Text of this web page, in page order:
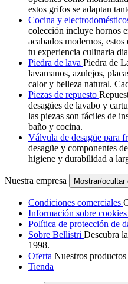
estos grifos se adaptan
Cocina y
colección incluye hornos
acabados modernos,
tu experiencia culinaria
Piedra de lava Piedra de
lavamanos, azulejos,
calor y belleza natural.
Piezas de repuesto
desagües de lavabo y
las piezas son fáciles de
baño y cocina.
Válvula de desagüe para
desagüe y componentes
higiene y durabilidad a
Nuestra empresa Mostrar/
Condiciones comerciales
Información sobre cookies
Política de protección de
Sobre Bellistri Descubra
1998.
Oferta Nuestros productos
Tienda